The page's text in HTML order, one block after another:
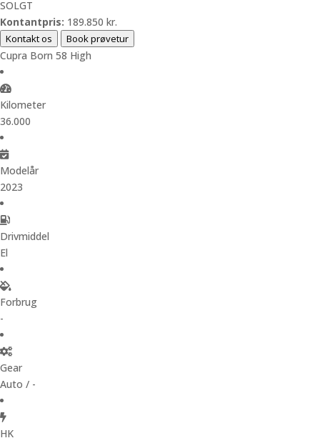
SOLGT
Kontantpris: 189.850 kr.
Kontakt os Book prøvetur
Cupra Born 58 High
Kilometer
36.000
Modelår
2023
Drivmiddel
El
Forbrug
-
Gear
Auto / -
HK